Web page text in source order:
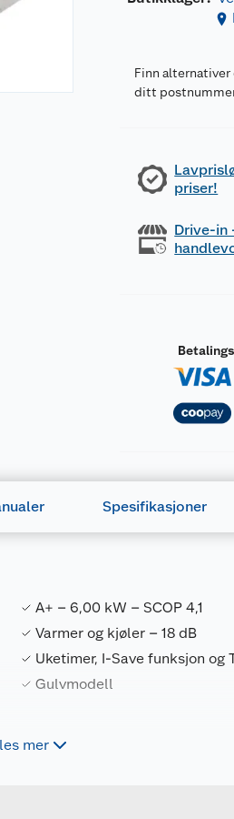
Finn alternativer
ditt
priser!
Drive-in
Spesifikasjoner
A+ – 6,00 kW – SCOP 4,1
Varmer og kjøler – 18 dB
Uketimer, I-Save funksjon og
Gulvmodell
les mer